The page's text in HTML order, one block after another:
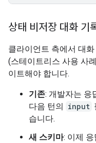
상태 비저장 대화 기
클라이언트 측에서 대
(스테이트리스 사용 사
이트해야 합니다.
기존: 개발자는 응
다음 턴의 input
습니다.
새 스키마: 이제 응